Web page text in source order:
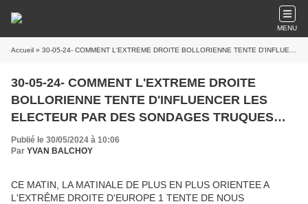
MENU
Accueil » 30-05-24- COMMENT L'EXTREME DROITE BOLLORIENNE TENTE D'INFLUENCER LES ELECTEUR PAR DES SONDAGES TRUQUES PAYES BIEN ENTENDU PAR EUX
30-05-24- COMMENT L'EXTREME DROITE
BOLLORIENNE TENTE D'INFLUENCER LES
ELECTEUR PAR DES SONDAGES TRUQUES
PAYES BIEN ENTENDU PAR EUX
Publié le 30/05/2024 à 10:06
Par YVAN BALCHOY
CE MATIN, LA MATINALE DE PLUS EN PLUS ORIENTEE A
L'EXTRÊME DROITE D'EUROPE 1 TENTE DE NOUS